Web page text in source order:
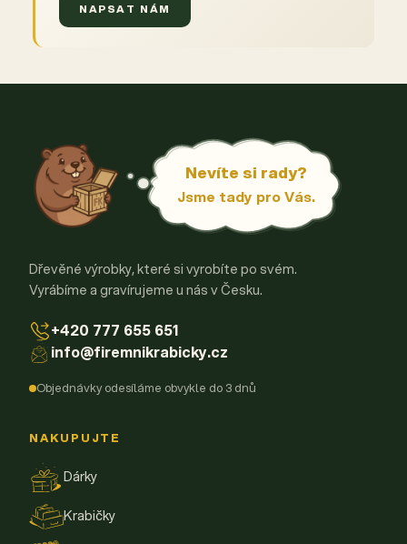
NAPSAT NÁM
Nevíte si rady?
Jsme tady pro Vás.
Dřevěné výrobky, které si vyrobíte po svém.
Vyrábíme a gravírujeme u nás v Česku.
+420 777 655 651
info@firemnikrabicky.cz
Objednávky odesíláme obvykle do 3 dnů
NAKUPUJTE
Dárky
Krabičky